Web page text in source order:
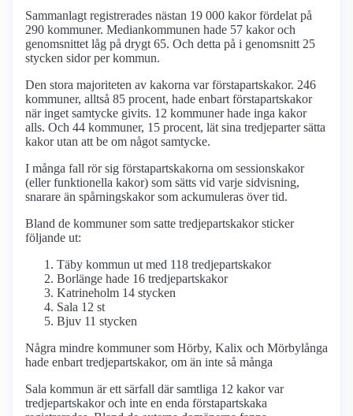
Sammanlagt registrerades nästan 19 000 kakor fördelat på
290 kommuner. Mediankommunen hade 57 kakor och
genomsnittet låg på drygt 65. Och detta på i genomsnitt 25
stycken sidor per kommun.
Den stora majoriteten av kakorna var förstapartskakor. 246
kommuner, alltså 85 procent, hade enbart förstapartskakor
när inget samtycke givits. 12 kommuner hade inga kakor
alls. Och 44 kommuner, 15 procent, lät sina tredjeparter sätta
kakor utan att be om något samtycke.
I många fall rör sig förstapartskakorna om sessionskakor
(eller funktionella kakor) som sätts vid varje sidvisning,
snarare än spårningskakor som ackumuleras över tid.
Bland de kommuner som satte tredjepartskakor sticker
följande ut:
Täby kommun ut med 118 tredjepartskakor
Borlänge hade 16 tredjepartskakor
Katrineholm 14 stycken
Sala 12 st
Bjuv 11 stycken
Några mindre kommuner som Hörby, Kalix och Mörbylånga
hade enbart tredjepartskakor, om än inte så många
Sala kommun är ett särfall där samtliga 12 kakor var
tredjepartskakor och inte en enda förstapartskaka